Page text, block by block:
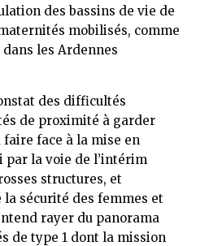
des bassins de vie de
mobilisés, comme
dans les Ardennes
des difficultés
de proximité à garder
face à la mise en
par la voie de l’intérim
structures, et
la sécurité des femmes et
rayer du panorama
de type 1 dont la mission